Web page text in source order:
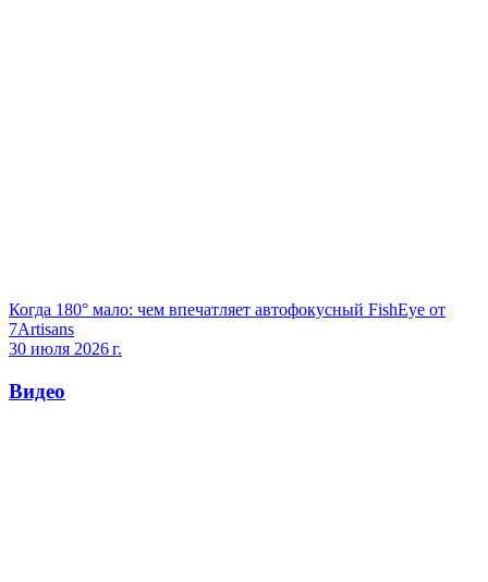
Когда 180° мало: чем впечатляет автофокусный FishEye от
7Artisans
30 июля 2026 г.
Видео